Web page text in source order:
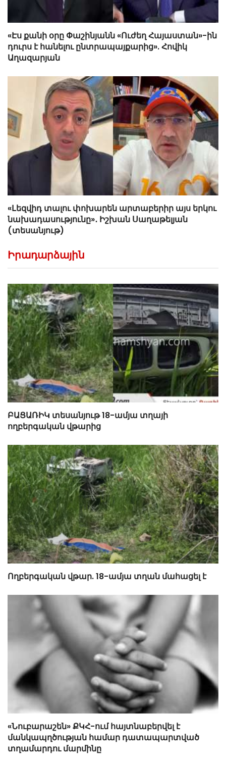
«Էս քանի օրը Փաշինյանն «Ուժեղ Հայաստան»-ին
դուրս է հանելու ընտրապայքարից». Հովիկ
Աղազարյան
«Լեզվիդ տալու փոխարեն արտաբերիր այս երկու
նախադասությունը»․ Իշխան Սաղաթելյան
(տեսանյութ)
Իրադարձային
ԲԱՑԱՌԻԿ տեսանյութ 18-ամյա տղայի
ողբերգական վթարից
Ողբերգական վթար. 18-ամյա տղան մահացել է
«Նուբարաշեն» ՔԿՀ-ում հայտնաբերվել է
մանկապղծության համար դատապարտված
տղամարդու մարմինը